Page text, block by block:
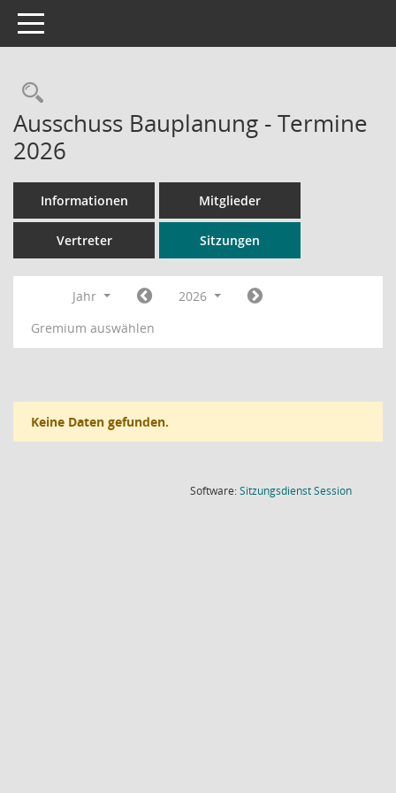
Toggle navigation
Rechercheauswahl
Ausschuss Bauplanung - Termine
2026
Informationen Mitglieder
Vertreter Sitzungen
Jahr
2026
Gremium auswählen
Keine Daten gefunden.
Software:SitzungsdienstSession(Wird in